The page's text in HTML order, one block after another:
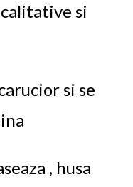
si
si se
, husa